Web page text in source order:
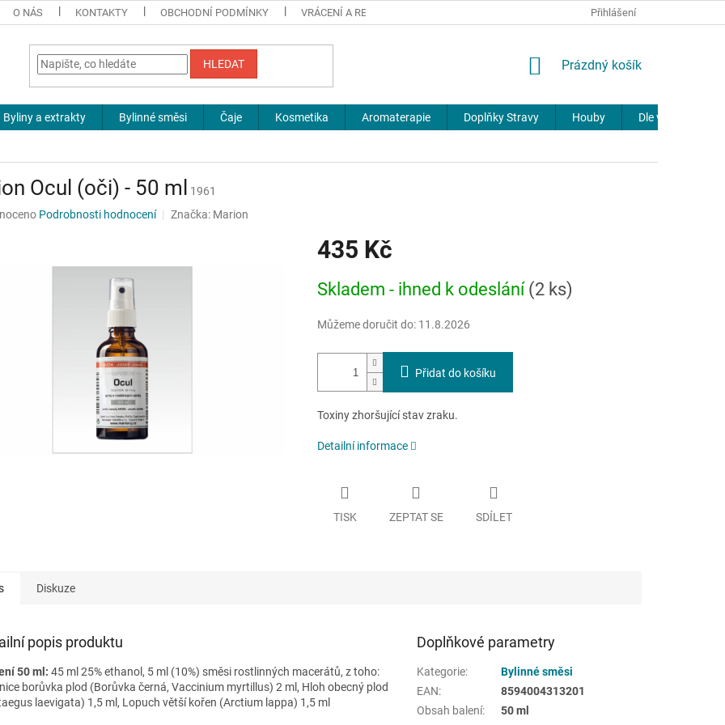
O NÁS KONTAKTY OBCHODNÍ PODMÍNKY VRÁCENÍ A REKLAMACE JOURNAL
Přihlášení
HLEDAT
NÁKUPNÍ
Prázdný košík
Byliny a extrakty Bylinné směsi Čaje Kosmetika Aromaterapie Doplňky Stravy Houby Dle výrobců
Ocul (oči) - 50 ml
1961
Podrobnosti hodnocení Značka: Marion
435 Kč
cena:
Skladem - ihned k odeslání (2 ks)
Můžeme doručit do: 11.8.2026
Přidat do košíku
Toxiny zhoršující stav zraku.
Detailní informace
TISK ZEPTAT SE SDÍLET
Diskuze
popis produktu
50 ml: 45 ml 25% ethanol, 5 ml (10%) směsi rostlinných macerátů, z toho:
borůvka plod (Borůvka černá, Vaccinium myrtillus) 2 ml, Hloh obecný plod
laevigata) 1,5 ml, Lopuch větší kořen (Arctium lappa) 1,5 ml
Doplňkové parametry
Kategorie:
Bylinné směsi
EAN:
8594004313201
Obsah balení: 50 ml